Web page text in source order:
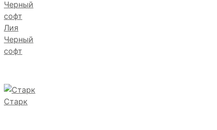
Лия
Черный
софт
Старк